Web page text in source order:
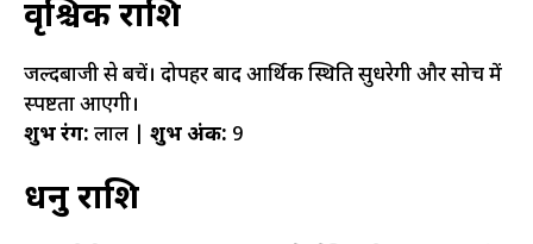
वृश्चिक राशि
जल्दबाजी से बचें। दोपहर बाद आर्थिक स्थिति सुधरेगी और सोच में
स्पष्टता आएगी।
शुभ रंग: लाल | शुभ अंक: 9
धनु राशि